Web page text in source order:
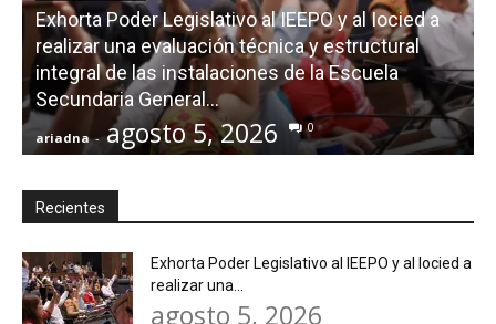
Exhorta Poder Legislativo al IEEPO y al Iocied a
realizar una evaluación técnica y estructural
integral de las instalaciones de la Escuela
Secundaria General...
ariadna - agosto 5, 2026 0
Recientes
Exhorta Poder Legislativo al IEEPO y al Iocied a
realizar una...
agosto 5, 2026